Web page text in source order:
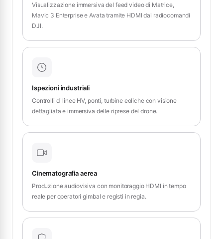
Visualizzazione immersiva del feed video di Matrice,
Mavic 3 Enterprise e Avata tramite HDMI dai radiocomandi
DJI.
Ispezioni industriali
Controlli di linee HV, ponti, turbine eoliche con visione
dettagliata e immersiva delle riprese del drone.
Cinematografia aerea
Produzione audiovisiva con monitoraggio HDMI in tempo
reale per operatori gimbal e registi in regia.